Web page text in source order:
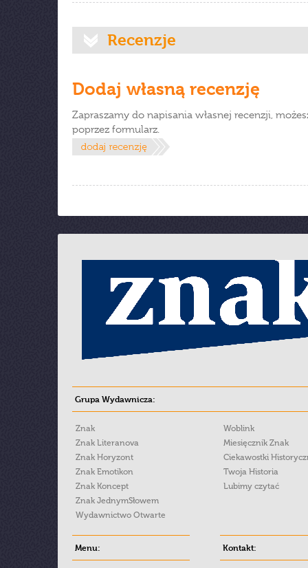
Recenzje
Dodaj własną recenzję
Zapraszamy do napisania własnej recenzji,
poprzez formularz.
Grupa Wydawnicza:
Znak
Znak Literanova
Znak Horyzont
Znak Emotikon
Znak Koncept
Znak JednymSłowem
Wydawnictwo Otwarte
Woblink
Miesięcznik Znak
Ciekawostki
Twoja Historia
Lubimy czytać
Menu: Kontakt: